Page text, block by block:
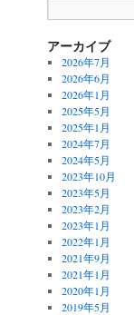
アーカイブ
2026年7月
2026年6月
2026年1月
2025年5月
2025年1月
2024年7月
2024年5月
2023年10月
2023年5月
2023年2月
2023年1月
2022年1月
2021年9月
2021年1月
2020年1月
2019年5月